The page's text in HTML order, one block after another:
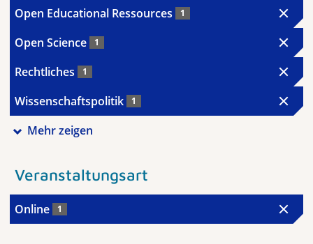
Open Educational Ressources 1
Open Science 1
Rechtliches 1
Wissenschaftspolitik 1
Mehr zeigen
Veranstaltungsart
Online 1